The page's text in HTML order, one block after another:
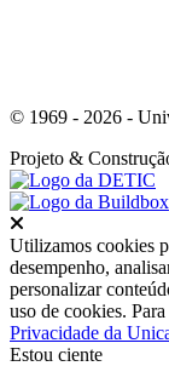
© 1969 - 2026 -
Projeto &
Utilizamos cookies
desempenho,
personalizar
uso de cookies.
Privacidade da
Estou ciente